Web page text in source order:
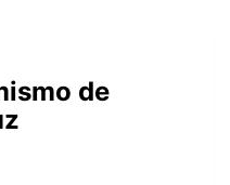
de